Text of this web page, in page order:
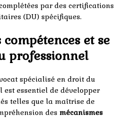
par des certifications
(DU) spécifiques.
et se
professionnel
spécialisé en droit du
est essentiel de développer
telles que la maîtrise de
des mécanismes